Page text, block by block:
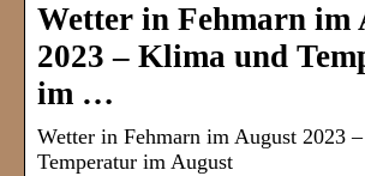
Wetter in Fehmarn im
2023 – Klima und
im …
Wetter in Fehmarn im August 2023
Temperatur im August